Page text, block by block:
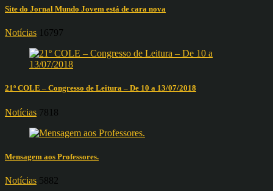
Site do Jornal Mundo Jovem está de cara nova
Notícias 16797
21º COLE – Congresso de Leitura – De 10 a 13/07/2018
Notícias 7818
Mensagem aos Professores.
Notícias 5882